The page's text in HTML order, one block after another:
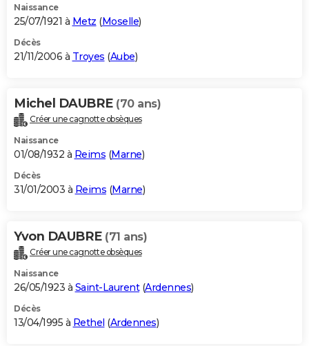
Naissance
25/07/1921 à Metz (Moselle)
Décès
21/11/2006 à Troyes (Aube)
Michel DAUBRE (70 ans)
Créer une cagnotte obsèques
Naissance
01/08/1932 à Reims (Marne)
Décès
31/01/2003 à Reims (Marne)
Yvon DAUBRE (71 ans)
Créer une cagnotte obsèques
Naissance
26/05/1923 à Saint-Laurent(Ardennes)
Décès
13/04/1995 à Rethel (Ardennes)